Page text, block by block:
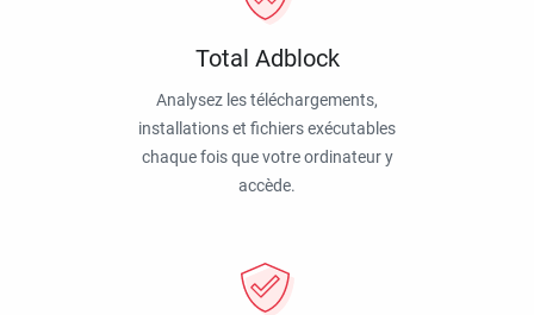
Total Adblock
Analysez les téléchargements,
installations et fichiers exécutables
chaque fois que votre ordinateur y
accède.